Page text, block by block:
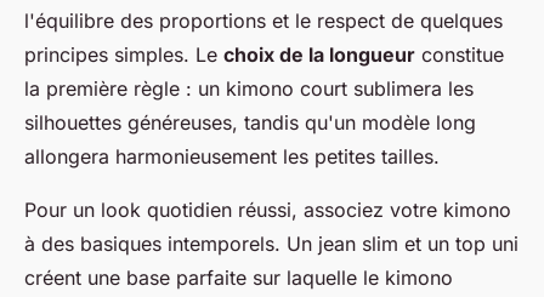
l'équilibre des proportions et le respect de quelques
principes simples. Le choix de la longueur constitue
la première règle : un kimono court sublimera les
silhouettes généreuses, tandis qu'un modèle long
allongera harmonieusement les petites tailles.
Pour un look quotidien réussi, associez votre kimono
à des basiques intemporels. Un jean slim et un top uni
créent une base parfaite sur laquelle le kimono